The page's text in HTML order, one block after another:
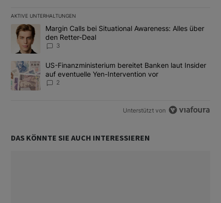
AKTIVE UNTERHALTUNGEN
Das Folgende ist eine Liste der am meisten kommentierten
Ein Trendartikel mit dem Titel "Margin Calls bei Situational
Margin Calls bei Situational Awareness: Alles über
den Retter-Deal
3
Ein Trendartikel mit dem Titel "US-Finanzministerium bereitet
US-Finanzministerium bereitet Banken laut Insider
auf eventuelle Yen-Intervention vor
2
Unterstützt von
DAS KÖNNTE SIE AUCH INTERESSIEREN